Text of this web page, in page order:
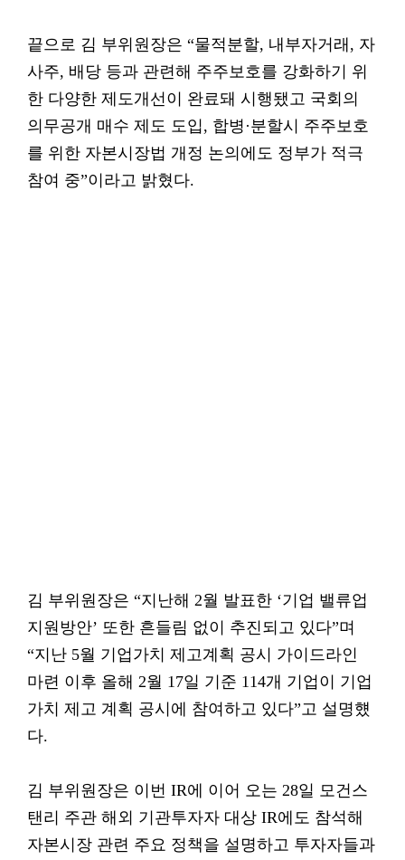
끝으로 김 부위원장은 “물적분할, 내부자거래, 자
사주, 배당 등과 관련해 주주보호를 강화하기 위
한 다양한 제도개선이 완료돼 시행됐고 국회의
의무공개 매수 제도 도입, 합병·분할시 주주보호
를 위한 자본시장법 개정 논의에도 정부가 적극
참여 중”이라고 밝혔다.
김 부위원장은 “지난해 2월 발표한 ‘기업 밸류업
지원방안’ 또한 흔들림 없이 추진되고 있다”며
“지난 5월 기업가치 제고계획 공시 가이드라인
마련 이후 올해 2월 17일 기준 114개 기업이 기업
가치 제고 계획 공시에 참여하고 있다”고 설명헀
다.
김 부위원장은 이번 IR에 이어 오는 28일 모건스
탠리 주관 해외 기관투자자 대상 IR에도 참석해
자본시장 관련 주요 정책을 설명하고 투자자들과